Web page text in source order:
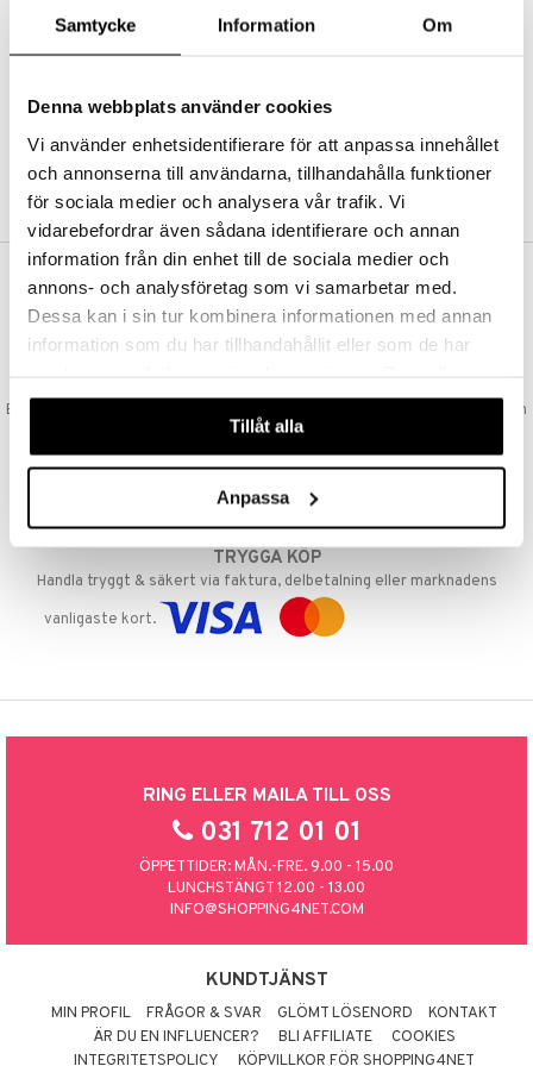
Samtycke Information Om
Denna webbplats använder cookies
Vi använder enhetsidentifierare för att anpassa innehållet
och annonserna till användarna, tillhandahålla funktioner
för sociala medier och analysera vår trafik. Vi
vidarebefordrar även sådana identifierare och annan
information från din enhet till de sociala medier och
annons- och analysföretag som vi samarbetar med.
Dessa kan i sin tur kombinera informationen med annan
information som du har tillhandahållit eller som de har
våra cookies vid fortsatt användande av vår webbplats.
Tillåt alla
Anpassa
Abonnemang
Bevaka produkter
Recensera produkter
SKAPA KUND
VAD KOSTAR FRAKTEN?
Vi erbjuder fri frakt från 350 kr. Vår gräns för fraktfri leverans bestäms
utifån vilken avdelning du handlar från. Läs mer här »
Beställningar lagda före 14:00 (gäller varor i lager) skickas normalt ut från
oss samma dag.
GODKÄND AV LÄKEMEDELSVERKET
EU-logotypen är symbolen som visar att vi är godkända av
TRYGGA KÖP
Handla tryggt & säkert via faktura, delbetalning eller marknadens
vanligaste kort.
RING ELLER MAILA TILL OSS
031 712 01 01
ÖPPETTIDER: MÅN.-FRE. 9.00 - 15.00
LUNCHSTÄNGT 12.00 - 13.00
INFO@SHOPPING4NET.COM
KUNDTJÄNST
MIN PROFIL FRÅGOR & SVAR GLÖMT LÖSENORD
KONTAKT
ÄR DU EN INFLUENCER?
BLI AFFILIATE
COOKIES
INTEGRITETSPOLICY
KÖPVILLKOR FÖR SHOPPING4NET